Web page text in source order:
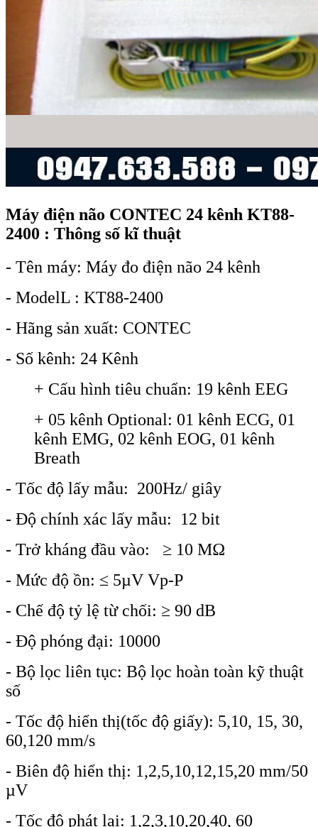
Máy điện não CONTEC 24 kênh KT88-
2400 : Thông số kĩ thuật
- Tên máy: Máy đo điện não 24 kênh
- ModelL : KT88-2400
- Hãng sản xuất: CONTEC
- Số kênh: 24 Kênh
+ Cấu hình tiêu chuẩn: 19 kênh EEG
+ 05 kênh Optional: 01 kênh ECG, 01
kênh EMG, 02 kênh EOG, 01 kênh
Breath
- Tốc độ lấy mẫu: 200Hz/ giây
- Độ chính xác lấy mẫu: 12 bit
- Trở kháng đầu vào: ≥ 10 MΩ
- Mức độ ồn: ≤ 5µV Vp-P
- Chế độ tỷ lệ từ chối: ≥ 90 dB
- Độ phóng đại: 10000
- Bộ lọc liên tục: Bộ lọc hoàn toàn kỹ thuật
số
- Tốc độ hiển thị(tốc độ giấy): 5,10, 15, 30,
60,120 mm/s
- Biên độ hiển thị: 1,2,5,10,12,15,20 mm/50
µV
- Tốc độ phát lại: 1,2,3,10,20,40, 60